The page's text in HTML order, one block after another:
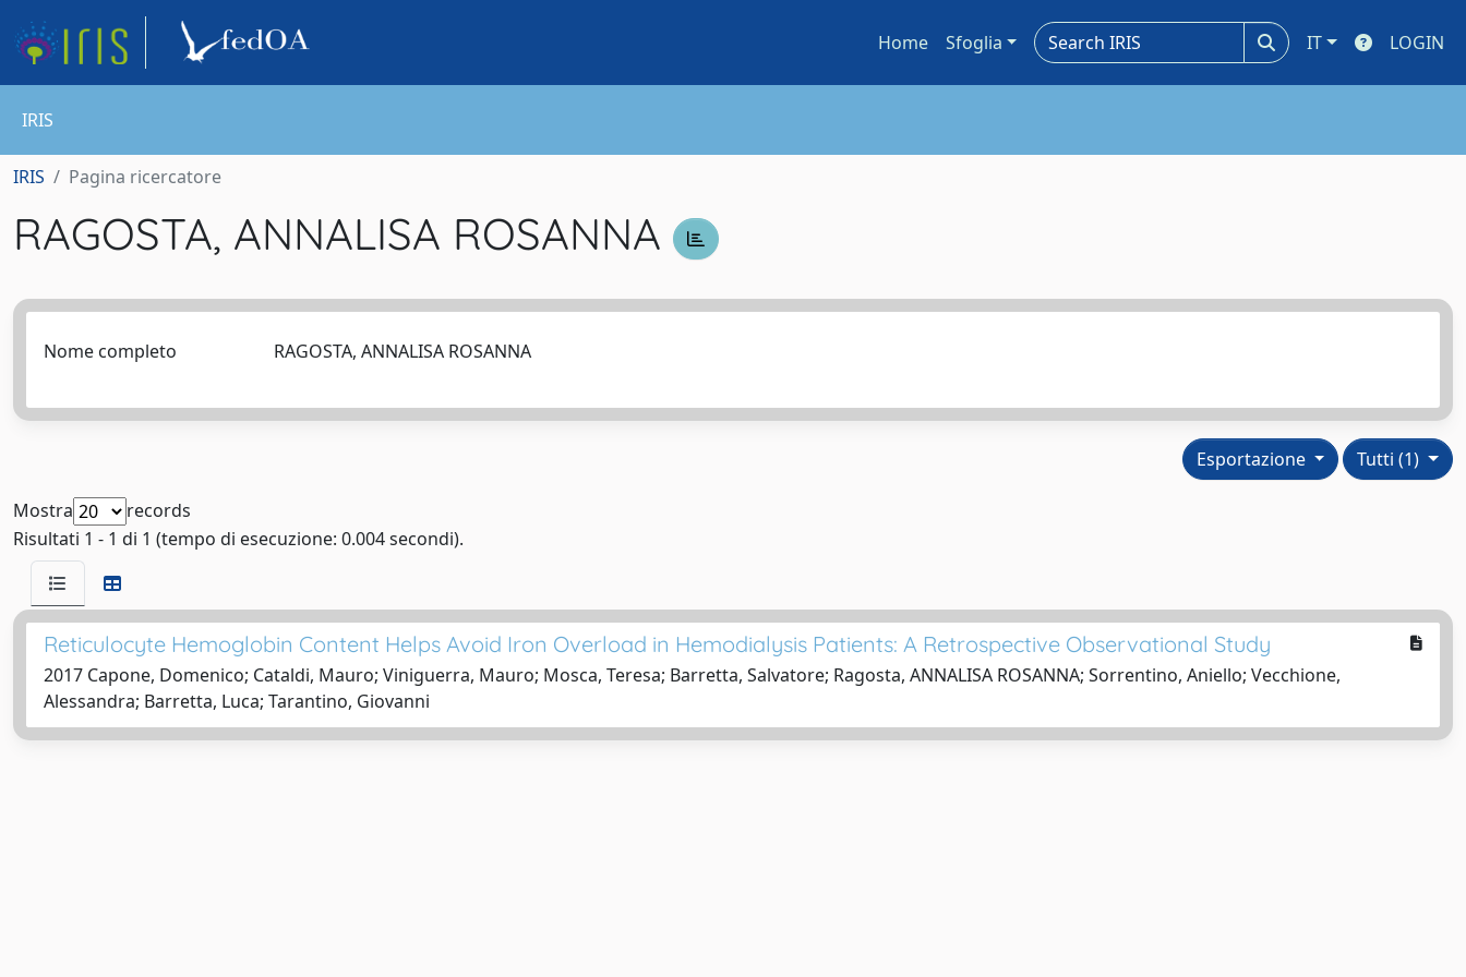
Home Sfoglia IT LOGIN
IRIS
IRIS Pagina ricercatore
RAGOSTA, ANNALISA ROSANNA
Nome completo RAGOSTA, ANNALISA ROSANNA
Tutti (1)
Esportazione
Mostra
records
Risultati 1 - 1 di 1 (tempo di esecuzione: 0.004 secondi).
Reticulocyte Hemoglobin Content Helps Avoid Iron Overload in Hemodialysis Patients: A Retrospective Observational Study
2017 Capone, Domenico; Cataldi, Mauro; Viniguerra, Mauro; Mosca, Teresa; Barretta, Salvatore; Ragosta, ANNALISA ROSANNA; Sorrentino, Aniello; Vecchione,
Alessandra; Barretta, Luca; Tarantino, Giovanni